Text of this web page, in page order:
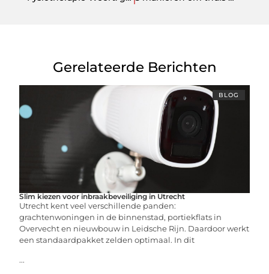
Gerelateerde Berichten
BLOG
Slim kiezen voor inbraakbeveiliging in Utrecht
Utrecht kent veel verschillende panden:
grachtenwoningen in de binnenstad, portiekflats in
Overvecht en nieuwbouw in Leidsche Rijn. Daardoor werkt
een standaardpakket zelden optimaal. In dit
...